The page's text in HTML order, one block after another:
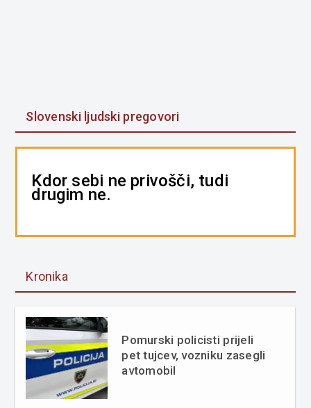
Slovenski ljudski pregovori
Kdor sebi ne privošči, tudi
drugim ne.
Kronika
Pomurski policisti prijeli
pet tujcev, vozniku zasegli
avtomobil